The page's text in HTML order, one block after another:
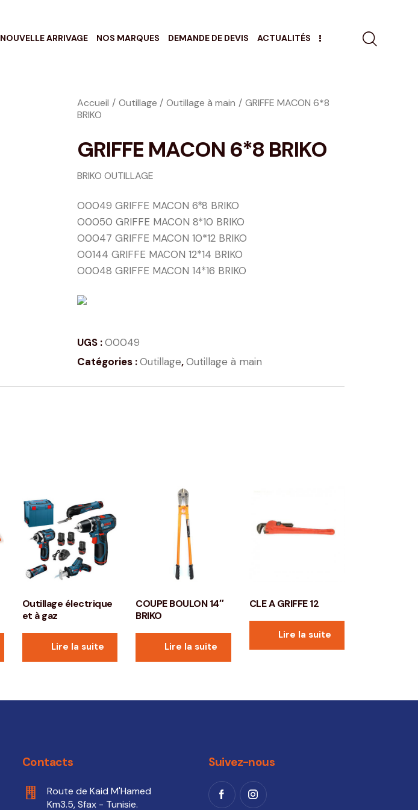
NOUVELLE ARRIVAGE NOS MARQUES DEMANDE DE DEVIS ACTUALITÉS
Accueil Outillage Outillage à main
GRIFFE MACON 6*8
BRIKO
GRIFFE MACON 6*8 BRIKO
BRIKO OUTILLAGE
O0049 GRIFFE MACON 6*8 BRIKO
O0050 GRIFFE MACON 8*10 BRIKO
O0047 GRIFFE MACON 10*12 BRIKO
O0144 GRIFFE MACON 12*14 BRIKO
O0048 GRIFFE MACON 14*16 BRIKO
UGS :O0049
Catégories :Outillage,Outillage à main
Outillage électrique
et à gaz
Lire la suite
COUPE BOULON 14″
BRIKO
Lire la suite
CLE A GRIFFE 12
Lire la suite
Contacts
Route de Kaid M'Hamed
Km3.5, Sfax - Tunisie.
Suivez-nous